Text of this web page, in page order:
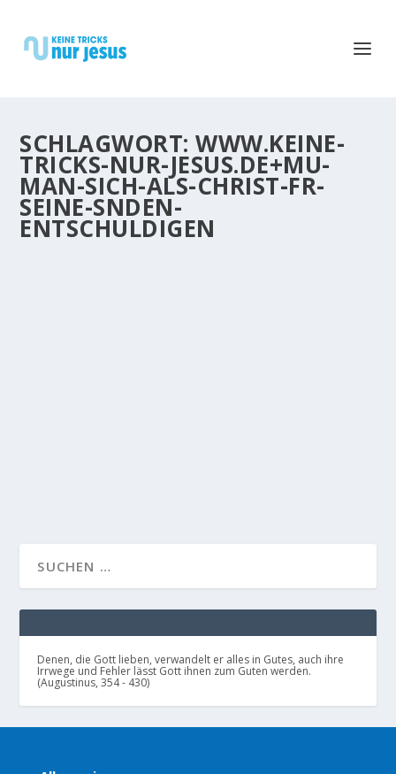
SCHLAGWORT:WWW.KEINE-
TRICKS-NUR-JESUS.DE+MU-
MAN-SICH-ALS-CHRIST-FR-
SEINE-SNDEN-
ENTSCHULDIGEN
Denen, die Gott lieben, verwandelt er alles in Gutes, auch ihre
Irrwege und Fehler lässt Gott ihnen zum Guten werden.
(Augustinus, 354 - 430)